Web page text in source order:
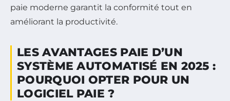
paie moderne garantit la conformité tout en
améliorant la productivité.
LES AVANTAGES PAIE D’UN
SYSTÈME AUTOMATISÉ EN 2025 :
POURQUOI OPTER POUR UN
LOGICIEL PAIE ?